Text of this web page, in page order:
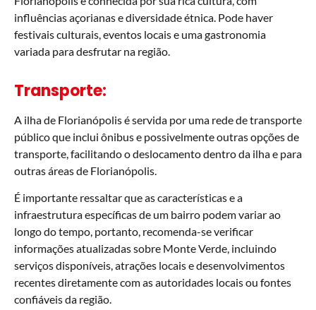
influências açorianas e diversidade étnica. Pode haver
festivais culturais, eventos locais e uma gastronomia
variada para desfrutar na região.
Transporte:
A ilha de Florianópolis é servida por uma rede de transporte
público que inclui ônibus e possivelmente outras opções de
transporte, facilitando o deslocamento dentro da ilha e para
outras áreas de Florianópolis.
É importante ressaltar que as características e a
infraestrutura específicas de um bairro podem variar ao
longo do tempo, portanto, recomenda-se verificar
informações atualizadas sobre Monte Verde, incluindo
serviços disponíveis, atrações locais e desenvolvimentos
recentes diretamente com as autoridades locais ou fontes
confiáveis da região.